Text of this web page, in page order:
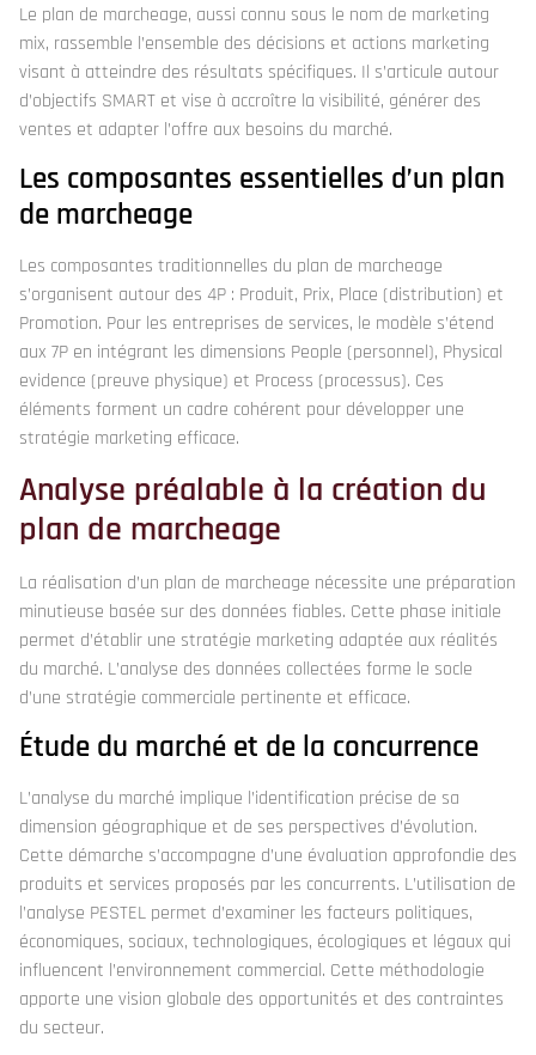
Le plan de marcheage, aussi connu sous le nom de marketing
mix, rassemble l’ensemble des décisions et actions marketing
visant à atteindre des résultats spécifiques. Il s’articule autour
d’objectifs SMART et vise à accroître la visibilité, générer des
ventes et adapter l’offre aux besoins du marché.
Les composantes essentielles d’un plan
de marcheage
Les composantes traditionnelles du plan de marcheage
s’organisent autour des 4P : Produit, Prix, Place (distribution) et
Promotion. Pour les entreprises de services, le modèle s’étend
aux 7P en intégrant les dimensions People (personnel), Physical
evidence (preuve physique) et Process (processus). Ces
éléments forment un cadre cohérent pour développer une
stratégie marketing efficace.
Analyse préalable à la création du
plan de marcheage
La réalisation d’un plan de marcheage nécessite une préparation
minutieuse basée sur des données fiables. Cette phase initiale
permet d’établir une stratégie marketing adaptée aux réalités
du marché. L’analyse des données collectées forme le socle
d’une stratégie commerciale pertinente et efficace.
Étude du marché et de la concurrence
L’analyse du marché implique l’identification précise de sa
dimension géographique et de ses perspectives d’évolution.
Cette démarche s’accompagne d’une évaluation approfondie des
produits et services proposés par les concurrents. L’utilisation de
l’analyse PESTEL permet d’examiner les facteurs politiques,
économiques, sociaux, technologiques, écologiques et légaux qui
influencent l’environnement commercial. Cette méthodologie
apporte une vision globale des opportunités et des contraintes
du secteur.